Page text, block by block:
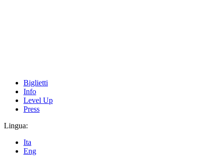
Biglietti
Info
Level Up
Press
Lingua:
Ita
Eng